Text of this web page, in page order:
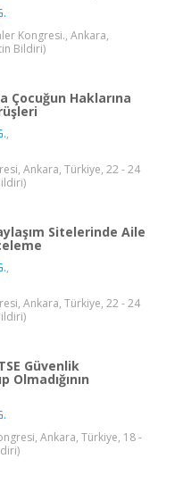
Kongresi., Ankara,
Bildiri)
Çocuğun Haklarına
,
Ankara, Türkiye, 22 - 24
Sitelerinde Aile
,
Ankara, Türkiye, 22 - 24
Güvenlik
Ankara, Türkiye, 18 -